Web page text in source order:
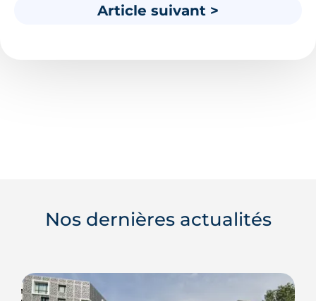
Article suivant >
Nos dernières actualités